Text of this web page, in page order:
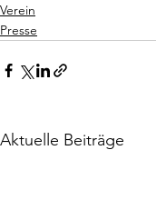
Verein
Presse
Aktuelle Beiträge